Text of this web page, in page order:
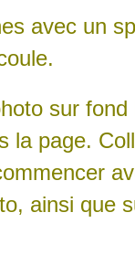
avec un
sur
la page.
ainsi que